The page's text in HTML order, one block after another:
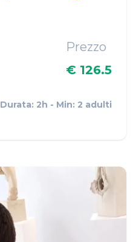
Prezzo
€ 126.5
Durata: 2h - Min: 2 adulti